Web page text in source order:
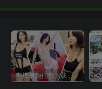
车模视频打包下载-高清无水印版